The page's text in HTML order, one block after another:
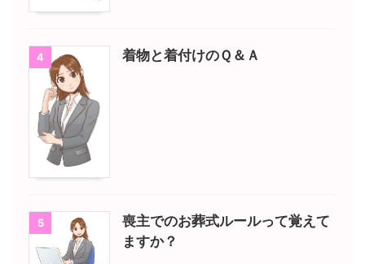
4 着物と着付けのＱ＆Ａ
5
喪主でのお葬式ルールって覚えて
ますか？